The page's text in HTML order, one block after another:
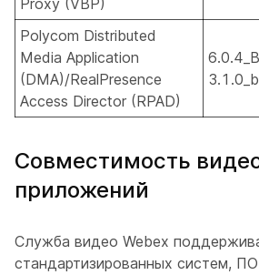
Proxy (VBP)
Polycom Distributed
Media Application
(DMA)/RealPresence
Access Director (RPAD)
Совместимость
приложений
Служба видео Webex
стандартизированных систем,